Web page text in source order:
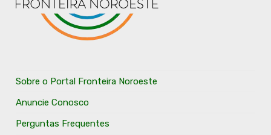
Sobre o Portal Fronteira Noroeste
Anuncie Conosco
Perguntas Frequentes